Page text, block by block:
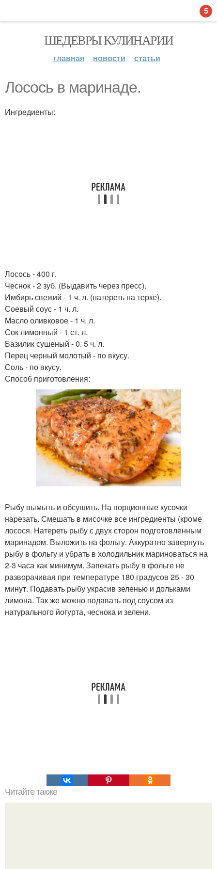
ШЕДЕВРЫ КУЛИНАРИИ
главная новости статьи
Лосось в маринаде.
Ингредиенты:
Лосось - 400 г.
Чеснок - 2 зуб. (Выдавить через пресс).
Имбирь свежий - 1 ч. л. (натереть на терке).
Соевый соус - 1 ч. л.
Масло оливковое - 1 ч. л.
Сок лимонный - 1 ст. л.
Базилик сушеный - 0. 5 ч. л.
Перец черный молотый - по вкусу.
Соль - по вкусу.
Способ приготовления:
Рыбу вымыть и обсушить. На порционные кусочки
нарезать. Смешать в мисочке все ингредиенты (кроме
лосося. Натереть рыбу с двух сторон подготовленным
маринадом. Выложить на фольгу. Аккуратно завернуть
рыбу в фольгу и убрать в холодильник мариноваться на
2-3 часа как минимум. Запекать рыбу в фольге не
разворачивая при температуре 180 градусов 25 - 30
минут. Подавать рыбу украсив зеленью и дольками
лимона. Так же можно подавать под соусом из
натурального йогурта, чеснока и зелени.
Читайте также
5